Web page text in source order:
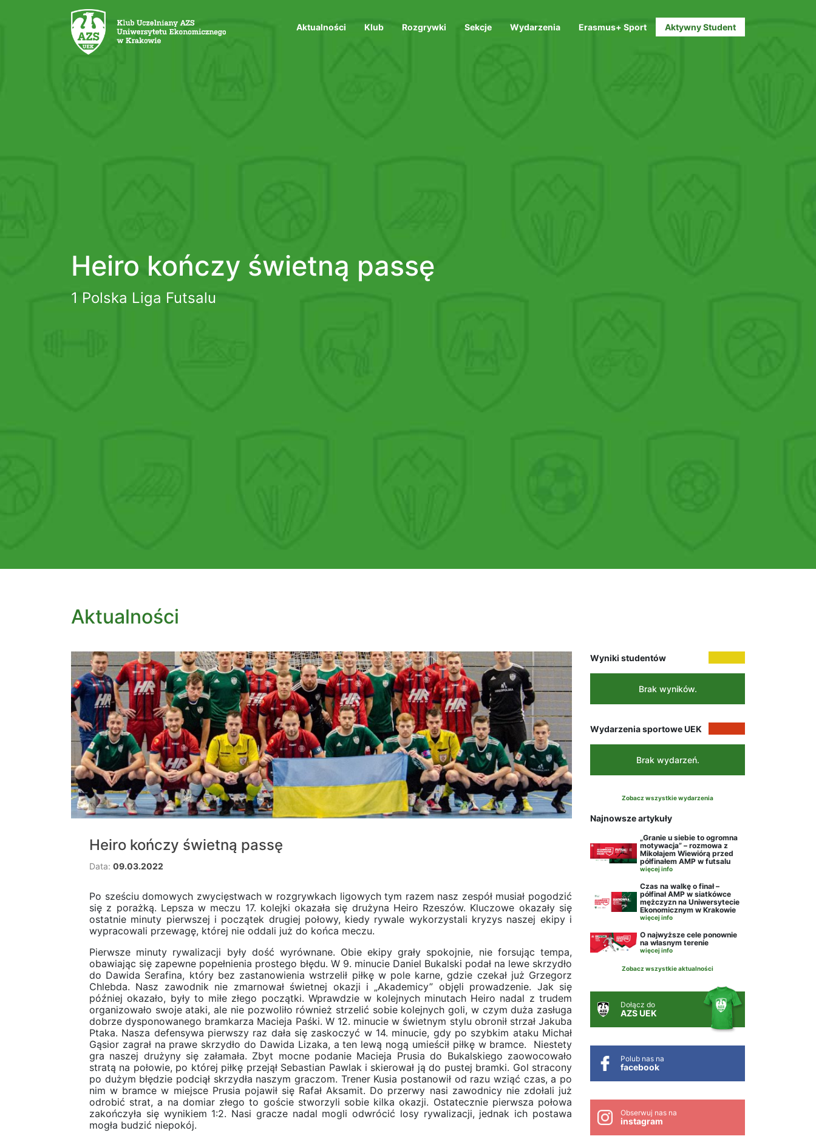
Aktualności Klub Rozgrywki Sekcje Wydarzenia Erasmus+ Sport Aktywny Student
Heiro kończy świetną passę
1 Polska Liga Futsalu
Aktualności
Heiro kończy świetną passę
Data: 09.03.2022
Po sześciu domowych zwycięstwach w rozgrywkach ligowych tym razem nasz zespół musiał pogodzić
się z porażką. Lepsza w meczu 17. kolejki okazała się drużyna Heiro Rzeszów. Kluczowe okazały się
ostatnie minuty pierwszej i początek drugiej połowy, kiedy rywale wykorzystali kryzys naszej ekipy i
wypracowali przewagę, której nie oddali już do końca meczu.
Pierwsze minuty rywalizacji były dość wyrównane. Obie ekipy grały spokojnie, nie forsując tempa,
obawiając się zapewne popełnienia prostego błędu. W 9. minucie Daniel Bukalski podał na lewe skrzydło
do Dawida Serafina, który bez zastanowienia wstrzelił piłkę w pole karne, gdzie czekał już Grzegorz
Chlebda. Nasz zawodnik nie zmarnował świetnej okazji i „Akademicy” objęli prowadzenie. Jak się
później okazało, były to miłe złego początki. Wprawdzie w kolejnych minutach Heiro nadal z trudem
organizowało swoje ataki, ale nie pozwoliło również strzelić sobie kolejnych goli, w czym duża zasługa
dobrze dysponowanego bramkarza Macieja Paśki. W 12. minucie w świetnym stylu obronił strzał Jakuba
Ptaka. Nasza defensywa pierwszy raz dała się zaskoczyć w 14. minucie, gdy po szybkim ataku Michał
Gąsior zagrał na prawe skrzydło do Dawida Lizaka, a ten lewą nogą umieścił piłkę w bramce. Niestety
gra naszej drużyny się załamała. Zbyt mocne podanie Macieja Prusia do Bukalskiego zaowocowało
stratą na połowie, po której piłkę przejął Sebastian Pawlak i skierował ją do pustej bramki. Gol stracony
po dużym błędzie podciął skrzydła naszym graczom. Trener Kusia postanowił od razu wziąć czas, a po
nim w bramce w miejsce Prusia pojawił się Rafał Aksamit. Do przerwy nasi zawodnicy nie zdołali już
odrobić strat, a na domiar złego to goście stworzyli sobie kilka okazji. Ostatecznie pierwsza połowa
zakończyła się wynikiem 1:2. Nasi gracze nadal mogli odwrócić losy rywalizacji, jednak ich postawa
mogła budzić niepokój.
Wyniki studentów
Brak wyników.
Wydarzenia sportowe UEK
Brak wydarzeń.
Zobacz wszystkie wydarzenia
Najnowsze artykuły
„Granie u siebie to ogromna
motywacja” – rozmowa z
Mikołajem Wiewiórą przed
półfinałem AMP w futsalu
więcej info
Czas na walkę o finał –
półfinał AMP w siatkówce
mężczyzn na Uniwersytecie
Ekonomicznym w Krakowie
więcej info
O najwyższe cele ponownie
na własnym terenie
więcej info
Zobacz wszystkie aktualności
Dołącz do
AZS UEK
Polub nas na
facebook
Obserwuj nas na
instagram